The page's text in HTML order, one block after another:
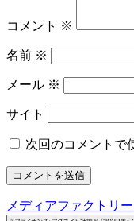
コメント ※
名前 ※
メール ※
サイト
次回のコメントで
投
メディアファクトリ